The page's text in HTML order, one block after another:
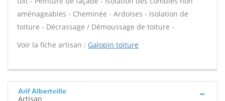
aménageables - Cheminée - Ardoises - Isolation de
toiture - Décrassage / Démoussage de toiture -
Voir la fiche artisan : Galopin toiture
Arif Albertville
Artisan